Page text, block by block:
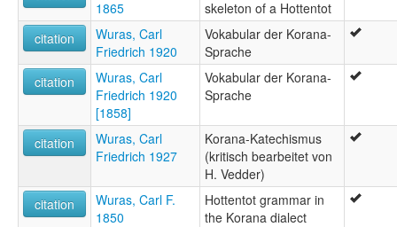
1865
skeleton of a Hottentot
citation
Wuras, Carl
Friedrich 1920
Vokabular der Korana-
Sprache
citation
Wuras, Carl
Friedrich 1920
[1858]
Vokabular der Korana-
Sprache
citation
Wuras, Carl
Friedrich 1927
Korana-Katechismus
(kritisch bearbeitet von
H. Vedder)
citation
Wuras, Carl F.
1850
Hottentot grammar in
the Korana dialect